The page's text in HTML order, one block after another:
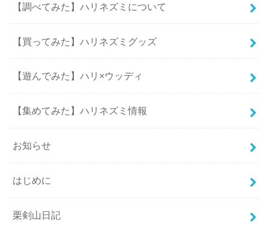
【調べてみた】ハリネズミについて
【買ってみた】ハリネズミグッズ
【遊んでみた】ハリ×ウッディ
【集めてみた】ハリネズミ情報
お知らせ
はじめに
栗剣山日記